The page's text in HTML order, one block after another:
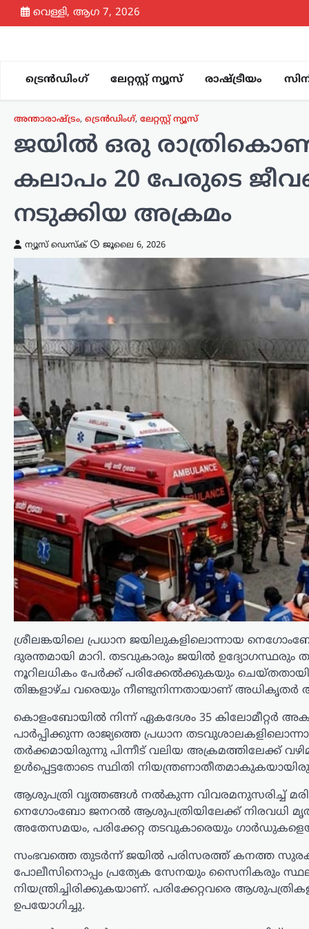
Skip
to
വെള്ളി, ആഗ 7, 2026
ട്രെൻഡിംഗ് ലേറ്റസ്റ്റ് ന്യൂസ് രാഷ്ട്രീയം
അന്താരാഷ്ട്രം, ട്രെൻഡിംഗ്, ലേറ്റസ്റ്റ് ന്യൂസ്
ജയിൽ ഒരു
കലാപം 20 പേരുടെ
നടുക്കിയ അക്രമം
ന്യൂസ് ഡെസ്ക് ജൂലൈ 6, 2026
ശ്രീലങ്കയിലെ പ്രധാന ജയിലുകളിലൊന്നായ
ദുരന്തമായി മാറി. തടവുകാരും ജയിൽ
നൂറിലധികം പേർക്ക് പരിക്കേൽക്കുകയും
തിങ്കളാഴ്ച വരെയും നീണ്ടുനിന്നതായാണ് അധികൃതർ
കൊളംബോയിൽ നിന്ന് ഏകദേശം 35
പാർപ്പിക്കുന്ന രാജ്യത്തെ പ്രധാന
തർക്കമായിരുന്നു പിന്നീട് വലിയ അക്രമത്തിലേക്ക്
ഉൾപ്പെട്ടതോടെ സ്ഥിതി
ആശുപത്രി വൃത്തങ്ങൾ നൽകുന്ന വിവരമനുസരിച്ച്
നെഗോംബോ ജനറൽ ആശുപത്രിയിലേക്ക് നിരവധി
അതേസമയം, പരിക്കേറ്റ തടവുകാരെയും
സംഭവത്തെ തുടർന്ന് ജയിൽ പരിസരത്ത് കനത്ത
പോലീസിനൊപ്പം പ്രത്യേക സേനയും സൈനികരും
നിയന്ത്രിച്ചിരിക്കുകയാണ്. പരിക്കേറ്റവരെ
ഉപയോഗിച്ചു.
കേരളം,ട്രെൻഡിംഗ്, തിരുവനന്തപുരം,
ലേറ്റസ്റ്റ് ന്യൂസ്
വിമർശനം
കടുക്കുമ്പോൾ
സർക്കാരിന്റെ അനുനയ
നീക്കം; കടലിൽ
കാണാതായവർക്കായുള്ള
തിരച്ചിൽ തുടരുന്നു
ന്യൂസ് ഡെസ്ക് ഓഗസ്റ്റ്‌ 7, 2026
തിരുവനന്തപുരം, കൊല്ലം ജില്ലകളിൽ
മത്സ്യത്തൊഴിലാളികളെ കാണാതായ
സംഭവത്തിൽ അനുനയ നീക്കവുമായി
വിഴിഞ്ഞത്ത് കടലിൽ കാണാതായ
ജോണിന്റെ മകളുമായി മുഖ്യമന്ത്രി
ഫോണിൽ സംസാരിക്കുകയും തിരച്ചിൽ…
ദേശീയം
രാജ്യത്തെ യുവാക്കളെ
മോദി സർക്കാർ
ഭയപ്പെടുന്നു;
അതിനാലാണ്
അവരുടെ ശബ്ദം
നിശബ്ദമാക്കാൻ
തേടുന്നത്: കെജ്‌രിവാൾ